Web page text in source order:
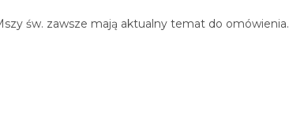
św. zawsze mają aktualny temat do omówienia.